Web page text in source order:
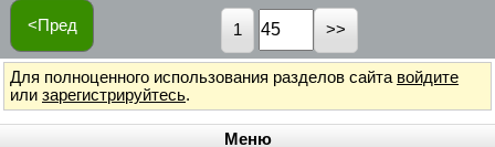
<Пред 1
Для полноценного использования разделов сайта войдите
или зарегистрируйтесь.
Меню